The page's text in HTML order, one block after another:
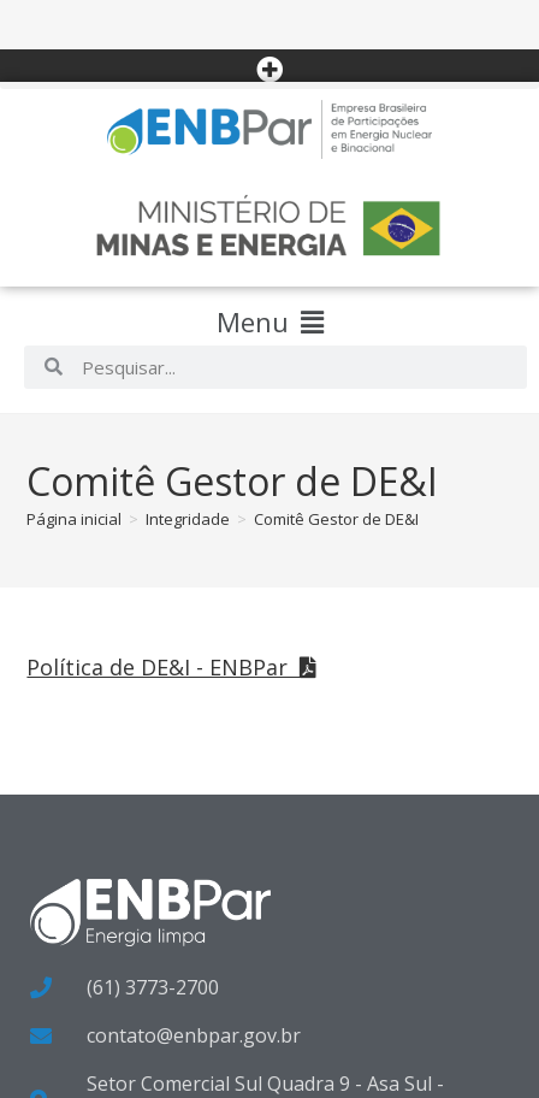
Menu
Comitê Gestor de DE&I
Página inicial > Integridade > Comitê Gestor de DE&I
Política de DE&I - ENBPar
(61) 3773-2700
contato@enbpar.gov.br
Setor Comercial Sul Quadra 9 - Asa Sul -